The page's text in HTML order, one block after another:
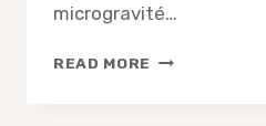
microgravité…
READ MORE COMMENT